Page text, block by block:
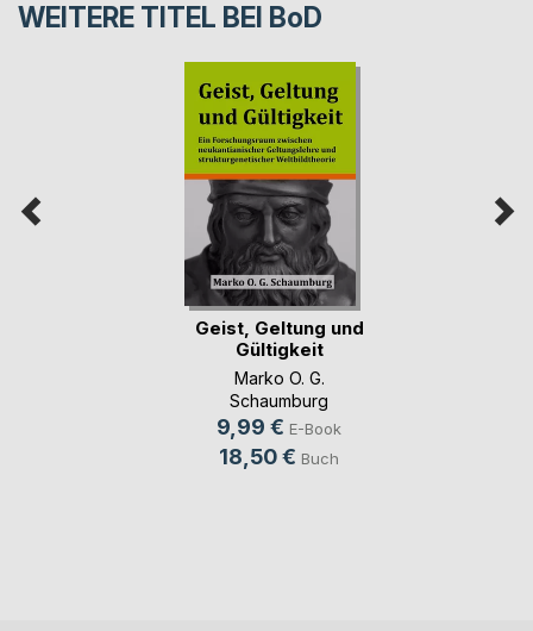
WEITERE TITEL BEI BoD
Geist, Geltung und
Gültigkeit
Marko O. G.
Schaumburg
9,99 € E-Book
18,50 € Buch